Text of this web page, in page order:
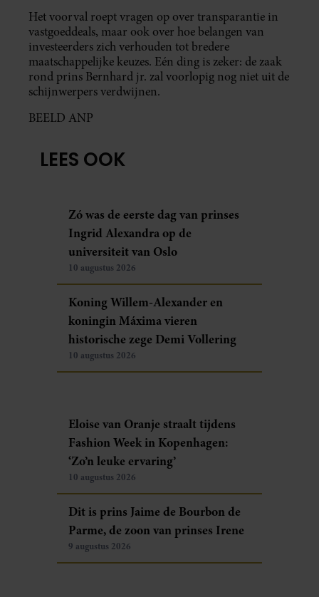
Het voorval roept vragen op over transparantie in
vastgoeddeals, maar ook over hoe belangen van
investeerders zich verhouden tot bredere
maatschappelijke keuzes. Eén ding is zeker: de zaak
rond prins Bernhard jr. zal voorlopig nog niet uit de
schijnwerpers verdwijnen.
BEELD ANP
LEES OOK
Zó was de eerste dag van prinses
Ingrid Alexandra op de
universiteit van Oslo
10 augustus 2026
Koning Willem-Alexander en
koningin Máxima vieren
historische zege Demi Vollering
10 augustus 2026
Eloise van Oranje straalt tijdens
Fashion Week in Kopenhagen:
‘Zo’n leuke ervaring’
10 augustus 2026
Dit is prins Jaime de Bourbon de
Parme, de zoon van prinses Irene
9 augustus 2026